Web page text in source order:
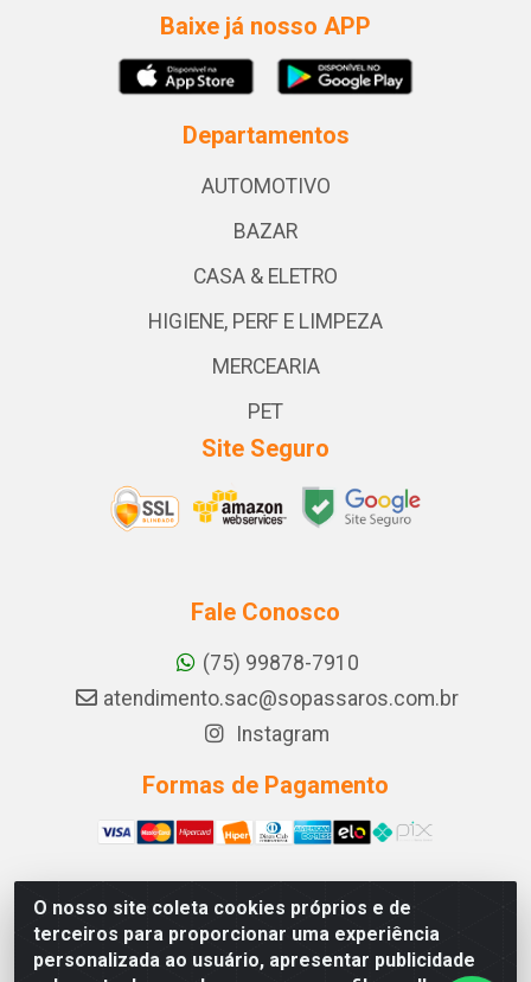
O nosso site coleta cookies próprios e de
terceiros para proporcionar uma experiência
personalizada ao usuário, apresentar publicidade
Baixe já nosso APP
Departamentos
AUTOMOTIVO
BAZAR
CASA & ELETRO
HIGIENE, PERF E LIMPEZA
MERCEARIA
PET
Site Seguro
Fale Conosco
(75) 99878-7910
atendimento.sac@sopassaros.com.br
Instagram
Formas de Pagamento
A PINA DOS SANTOS DELEZZOTTE LTDA - RODOVIA BA
233, 27 - ZONA RURAL, ITABERABA/BA - CEP 46.880-
000 - CNPJ 30.578.948/0001-90